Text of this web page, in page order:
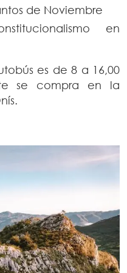
de Noviembre
en
es de 8 a 16,00
se compra en la